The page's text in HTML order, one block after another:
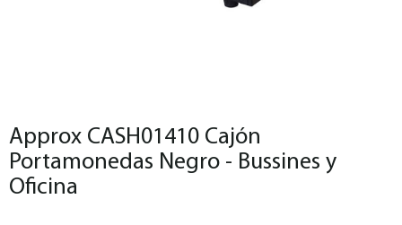
Approx CASH01410 Cajón
Portamonedas Negro - Bussines y
Oficina